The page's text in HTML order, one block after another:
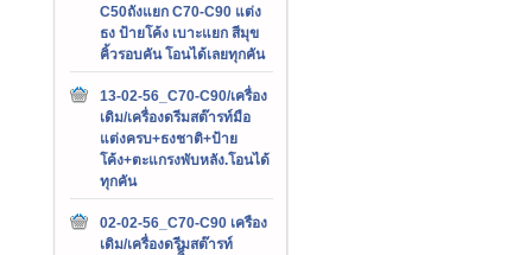
C50ถังแยก C70-C90 แต่ง
ธง ป้ายโค้ง เบาะแยก สีมุข
คิ้วรอบคัน โอนได้เลยทุกคัน
13-02-56_C70-C90/เครื่อง
เดิม/เครื่องดรีมสต๊ารท์มือ
แต่งครบ+ธงชาติ+ป้าย
โค้ง+ตะแกรงพับหลัง.โอนได้
ทุกคัน
02-02-56_C70-C90 เครือง
เดิม/เครื่องดรีมสต๊ารท์